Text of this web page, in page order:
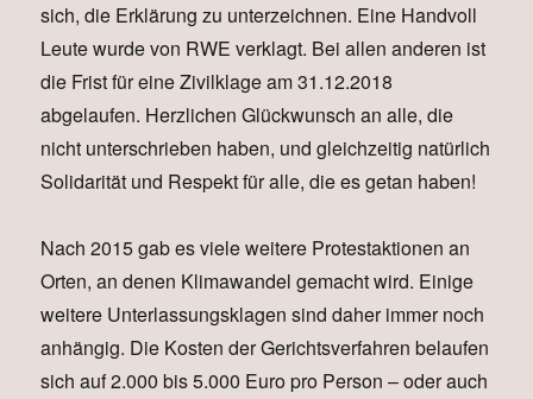
sich, die Erklärung zu unterzeichnen. Eine Handvoll
Leute wurde von RWE verklagt. Bei allen anderen ist
die Frist für eine Zivilklage am 31.12.2018
abgelaufen. Herzlichen Glückwunsch an alle, die
nicht unterschrieben haben, und gleichzeitig natürlich
Solidarität und Respekt für alle, die es getan haben!
Nach 2015 gab es viele weitere Protestaktionen an
Orten, an denen Klimawandel gemacht wird. Einige
weitere Unterlassungsklagen sind daher immer noch
anhängig. Die Kosten der Gerichtsverfahren belaufen
sich auf 2.000 bis 5.000 Euro pro Person – oder auch